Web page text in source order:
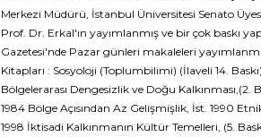
Merkezi Müdürü, İstanbul Üniversitesi Senato
Prof. Dr. Erkal'ın yayımlanmış ve bir çok baskı
Gazetesi'nde Pazar günleri makaleleri
Kitapları : Sosyoloji (Toplumbilimi) (İlaveli 14.
Bölgelerarası Dengesizlik ve Doğu Kalkınması,(2.
1984 Bölge Açısından Az Gelişmişlik, İst. 1990
1998 İktisadi Kalkınmanın Kültür Temelleri, (5.